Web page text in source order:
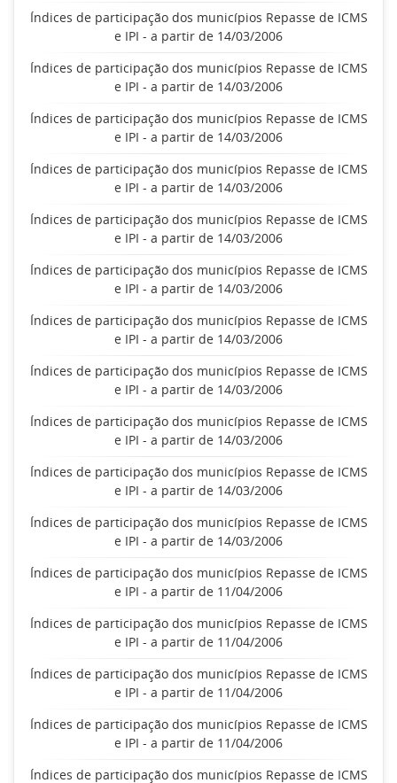
Índices de participação dos municípios Repasse de ICMS
e IPI - a partir de 14/03/2006
Índices de participação dos municípios Repasse de ICMS
e IPI - a partir de 14/03/2006
Índices de participação dos municípios Repasse de ICMS
e IPI - a partir de 14/03/2006
Índices de participação dos municípios Repasse de ICMS
e IPI - a partir de 14/03/2006
Índices de participação dos municípios Repasse de ICMS
e IPI - a partir de 14/03/2006
Índices de participação dos municípios Repasse de ICMS
e IPI - a partir de 14/03/2006
Índices de participação dos municípios Repasse de ICMS
e IPI - a partir de 14/03/2006
Índices de participação dos municípios Repasse de ICMS
e IPI - a partir de 14/03/2006
Índices de participação dos municípios Repasse de ICMS
e IPI - a partir de 14/03/2006
Índices de participação dos municípios Repasse de ICMS
e IPI - a partir de 14/03/2006
Índices de participação dos municípios Repasse de ICMS
e IPI - a partir de 14/03/2006
Índices de participação dos municípios Repasse de ICMS
e IPI - a partir de 11/04/2006
Índices de participação dos municípios Repasse de ICMS
e IPI - a partir de 11/04/2006
Índices de participação dos municípios Repasse de ICMS
e IPI - a partir de 11/04/2006
Índices de participação dos municípios Repasse de ICMS
e IPI - a partir de 11/04/2006
Índices de participação dos municípios Repasse de ICMS